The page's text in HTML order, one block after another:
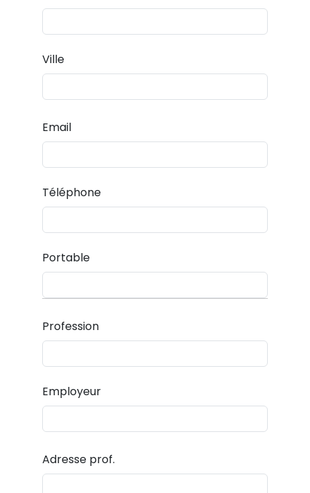
Ville
Email
Téléphone
Portable
Profession
Employeur
Adresse prof.